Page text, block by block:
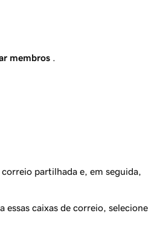
membros
partilhada e, em seguida,
essas caixas de correio, selecione